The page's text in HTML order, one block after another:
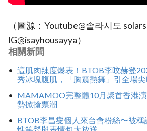
（圖源：Youtube@솔라시도
IG@isayhousayya）
相關新聞
這肌肉辣度爆表！BTOB李旼赫登
秀冰塊腹肌，「胸震熱舞」引全場尖
MAMAMOO完整體10月聚首香港
勢掀搶票潮
BTOB李昌燮個人來台會粉絲〜被
性笑聲與表情包大放送